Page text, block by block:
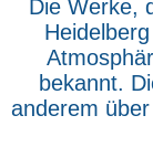
Die Werke,
bekannt.
anderem